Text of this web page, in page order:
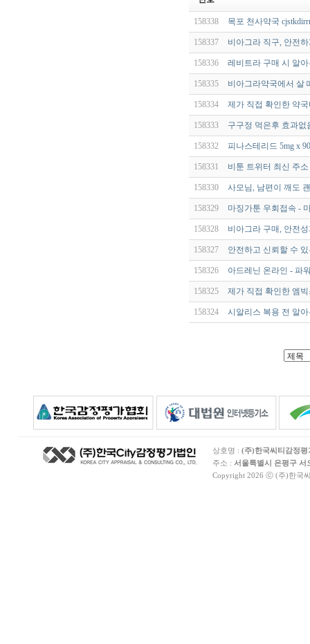
158338 목포 천사약국
158337 비아그라 직구, 안전
158336 레비트라 구매 시 알
158335 비아그라약국에서 살
158334 제가 직접 확인한 약
158333 구구정 먹은후 효과
158332 피나스테리드 5mg x
158331 비툰 트위터 최신 주
158330 사모님, 남편이 깨도
158329 마징가툰 우회접속 -
158328 비아그라 구매, 안전
158327 안전하고 신뢰할 수
158326 아드레닌 온라인 - 파
158325 제가 직접 확인한 엠
158324 시알리스 복용 전 알
상호명 : (주)한국씨티감정평
주소 : 서울특별시 은평구 서
Copyright 2026 ⓒ (주)한국